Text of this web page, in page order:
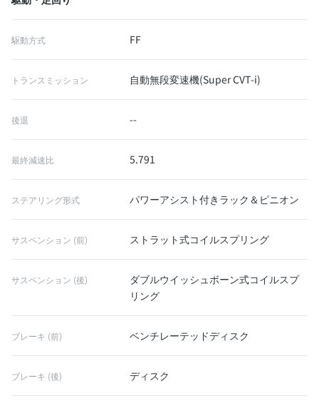
駆動方式 FF
トランスミッション 自動無段変速機(Super CVT-i)
後退 --
最終減速比 5.791
ステアリング形式 パワーアシスト付きラック＆ピニオン
サスペンション (前) ストラット式コイルスプリング
サスペンション (後)
ダブルウイッシュボーン式コイルスプ
リング
ブレーキ (前) ベンチレーテッドディスク
ブレーキ (後) ディスク